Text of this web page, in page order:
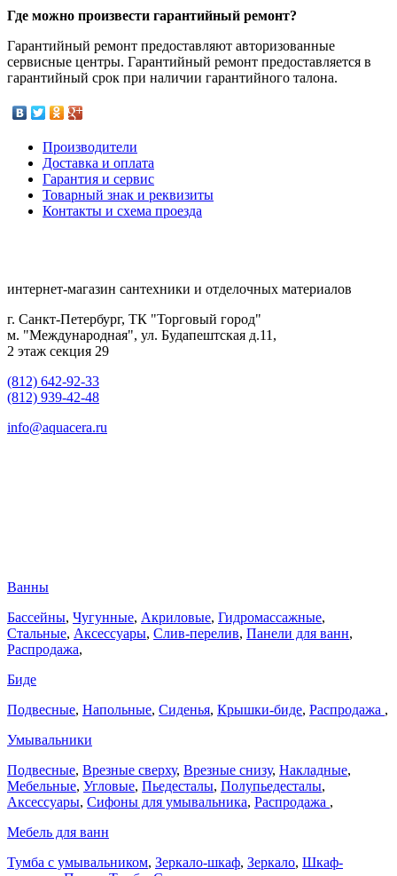
Где можно произвести гарантийный ремонт?
Гарантийный ремонт предоставляют авторизованные
сервисные центры. Гарантийный ремонт предоставляется в
гарантийный срок при наличии гарантийного талона.
Производители
Доставка и оплата
Гарантия и сервис
Товарный знак и реквизиты
Контакты и схема проезда
интернет-магазин сантехники и отделочных материалов
г. Санкт-Петербург, ТК "Торговый город"
м. "Международная", ул. Будапештская д.11,
2 этаж секция 29
(812) 642-92-33
(812) 939-42-48
info@aquacera.ru
Ванны
Бассейны, Чугунные, Акриловые, Гидромассажные,
Стальные, Аксессуары, Слив-перелив, Панели для ванн,
Распродажа,
Биде
Подвесные, Напольные, Сиденья, Крышки-биде, Распродажа ,
Умывальники
Подвесные, Врезные сверху, Врезные снизу, Накладные,
Мебельные, Угловые, Пьедесталы, Полупьедесталы,
Аксессуары, Сифоны для умывальника, Распродажа ,
Мебель для ванн
Тумба с умывальником, Зеркало-шкаф, Зеркало, Шкаф-